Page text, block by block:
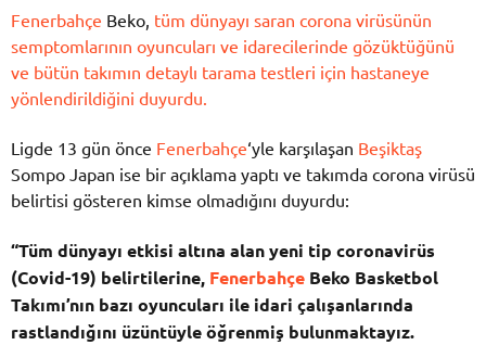
Fenerbahçe Beko, tüm dünyayı saran corona virüsünün
semptomlarının oyuncuları ve idarecilerinde gözüktüğünü
ve bütün takımın detaylı tarama testleri için hastaneye
yönlendirildiğini duyurdu.
Ligde 13 gün önce Fenerbahçe‘yle karşılaşan Beşiktaş
Sompo Japan ise bir açıklama yaptı ve takımda corona virüsü
belirtisi gösteren kimse olmadığını duyurdu:
“Tüm dünyayı etkisi altına alan yeni tip coronavirüs
(Covid-19) belirtilerine, Fenerbahçe Beko Basketbol
Takımı’nın bazı oyuncuları ile idari çalışanlarında
rastlandığını üzüntüyle öğrenmiş bulunmaktayız.